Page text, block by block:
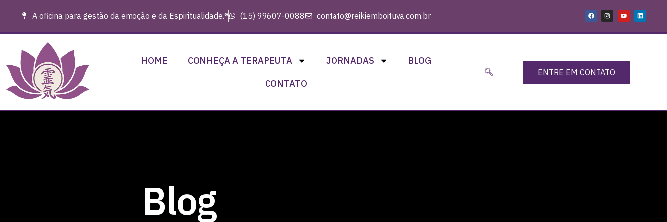
A oficina para gestão da emoção e da Espiritualidade.® (15) 99607-0088 contato@reikiemboituva.com.br
HOME CONHEÇA A TERAPEUTA JORNADAS
BLOG
CONTATO
ENTRE EM CONTATO
Blog